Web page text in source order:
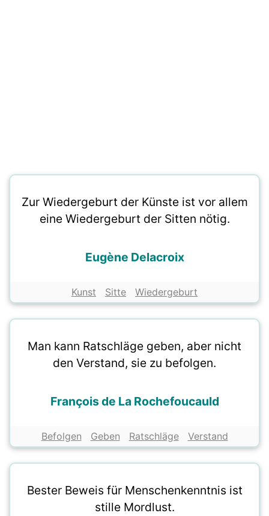
Zur Wiedergeburt der Künste ist vor allem
eine Wiedergeburt der Sitten nötig.
Eugène Delacroix
Kunst Sitte Wiedergeburt
Man kann Ratschläge geben, aber nicht
den Verstand, sie zu befolgen.
François de La Rochefoucauld
Befolgen Geben Ratschläge Verstand
Bester Beweis für Menschenkenntnis ist
stille Mordlust.